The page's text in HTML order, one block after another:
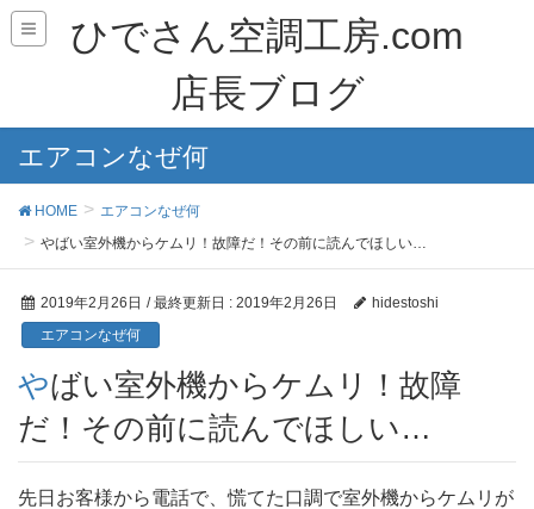
ひでさん空調工房.com
店長ブログ
エアコンなぜ何
HOME
エアコンなぜ何
やばい室外機からケムリ！故障だ！その前に読んでほしい…
2019年2月26日 / 最終更新日 : 2019年2月26日
hidestoshi
エアコンなぜ何
やばい室外機からケムリ！故障
だ！その前に読んでほしい…
先日お客様から電話で、慌てた口調で室外機からケムリが